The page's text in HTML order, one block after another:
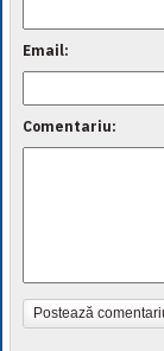
Email:
Comentariu:
Postează